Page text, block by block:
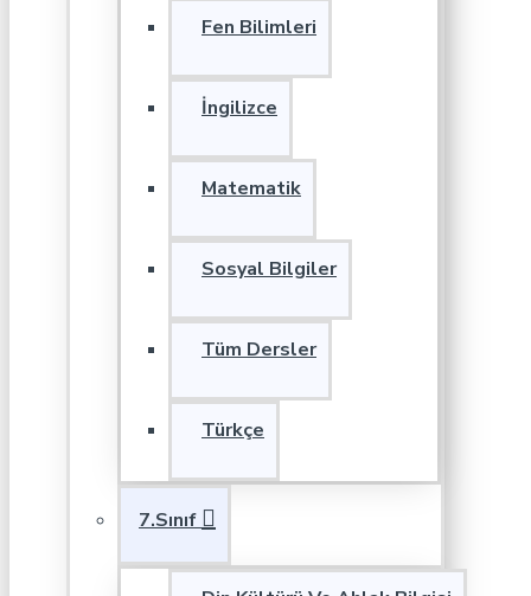
Fen Bilimleri
İngilizce
Matematik
Sosyal Bilgiler
Tüm Dersler
Türkçe
7.Sınıf